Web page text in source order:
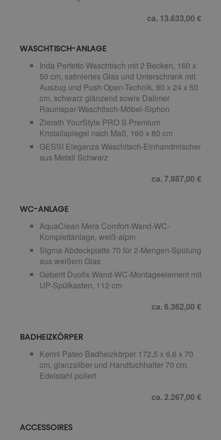
ca. 13.633,00 €
WASCHTISCH-ANLAGE
Inda Perfetto Waschtisch mit 2 Becken, 160 x
50 cm, satiniertes Glas und Unterschrank mit
Auszug und Push Open-Technik, 80 x 24 x 50
cm, schwarz glänzend sowie Dallmer
Raumspar-Waschtisch-Möbel-Siphon
Zierath YourStyle PRO S Premium
Kristallspiegel nach Maß, 160 x 80 cm
GESSI Eleganza Waschitsch-Einhandmischer
aus Metall Schwarz
ca. 7.987,00 €
WC-ANLAGE
AquaClean Mera Comfort-Wand-WC-
Komplettanlage, weiß-alpin
Sigma Abdeckplatte 70 für 2-Mengen-Spülung
aus weißem Glas
Geberit Duofix Wand-WC-Montageelement mit
UP-Spülkasten, 112 cm
ca. 6.362,00 €
BADHEIZKÖRPER
Kermi Pateo Badheizkörper 172,5 x 6,6 x 70
cm, glanzsilber und Handtuchhalter 70 cm,
Edelstahl poliert
ca. 2.267,00 €
ACCESSOIRES